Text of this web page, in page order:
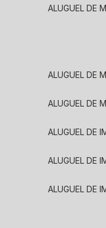
ALUGUEL DE
ALUGUEL DE
ALUGUEL DE
ALUGUEL DE
ALUGUEL DE
ALUGUEL DE